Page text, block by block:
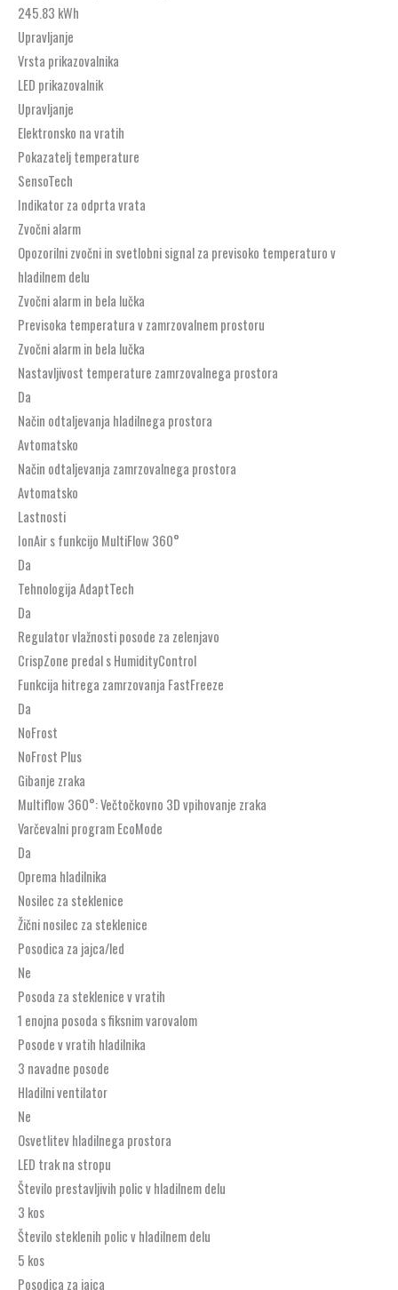
245.83 kWh
Upravljanje
Vrsta prikazovalnika
LED prikazovalnik
Upravljanje
Elektronsko na vratih
Pokazatelj temperature
SensoTech
Indikator za odprta vrata
Zvočni alarm
Opozorilni zvočni in svetlobni signal za previsoko temperaturo v
hladilnem delu
Zvočni alarm in bela lučka
Previsoka temperatura v zamrzovalnem prostoru
Zvočni alarm in bela lučka
Nastavljivost temperature zamrzovalnega prostora
Da
Način odtaljevanja hladilnega prostora
Avtomatsko
Način odtaljevanja zamrzovalnega prostora
Avtomatsko
Lastnosti
IonAir s funkcijo MultiFlow 360°
Da
Tehnologija AdaptTech
Da
Regulator vlažnosti posode za zelenjavo
CrispZone predal s HumidityControl
Funkcija hitrega zamrzovanja FastFreeze
Da
NoFrost
NoFrost Plus
Gibanje zraka
Multiflow 360°: Večtočkovno 3D vpihovanje zraka
Varčevalni program EcoMode
Da
Oprema hladilnika
Nosilec za steklenice
Žični nosilec za steklenice
Posodica za jajca/led
Ne
Posoda za steklenice v vratih
1 enojna posoda s fiksnim varovalom
Posode v vratih hladilnika
3 navadne posode
Hladilni ventilator
Ne
Osvetlitev hladilnega prostora
LED trak na stropu
Število prestavljivih polic v hladilnem delu
3 kos
Število steklenih polic v hladilnem delu
5 kos
Posodica za jajca